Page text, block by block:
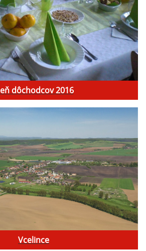
dôchodcov 2016
Vcelince